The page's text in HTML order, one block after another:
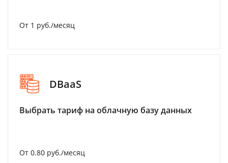
От 1 руб./месяц
DBaaS
Выбрать тариф на облачную базу данных
От 0.80 руб./месяц